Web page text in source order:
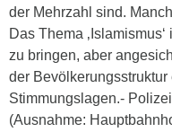
der Mehrzahl sind.
Das Thema
zu bringen, aber
der
Stimmungslagen.-
(Ausnahme: